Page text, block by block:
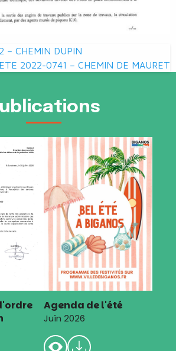
– CHEMIN DUPIN
2022-0741 – CHEMIN DE MAURET
Agenda de l'été
Juin 2026